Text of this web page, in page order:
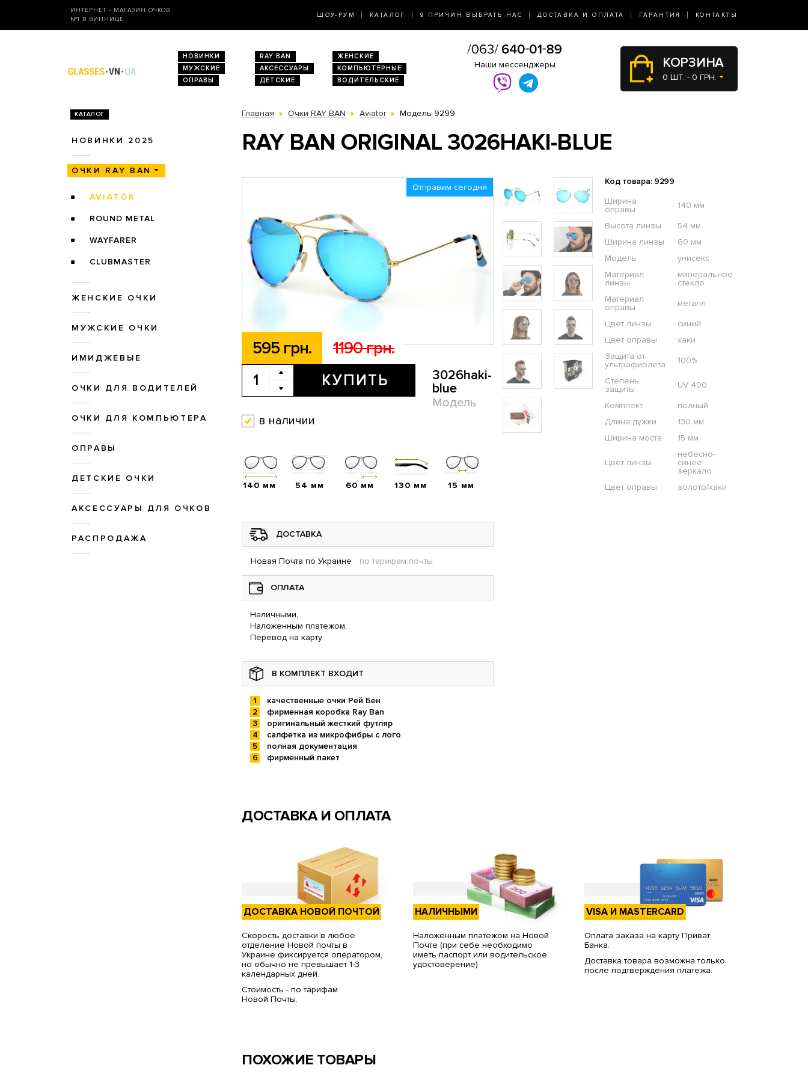
ИНТЕРНЕТ - МАГАЗИН ОЧКОВ
№1 В ВИННИЦЕ
ШОУ-РУМ КАТАЛОГ 9 ПРИЧИН ВЫБРАТЬ НАС ДОСТАВКА И ОПЛАТА ГАРАНТИЯ КОНТАКТЫ
НОВИНКИ RAY BAN
ЖЕНСКИЕ
МУЖСКИЕ
АКСЕССУАРЫ
КОМПЬЮТЕРНЫЕ
ОПРАВЫ
ДЕТСКИЕ ВОДИТЕЛЬСКИЕ
Наши мессенджеры КОРЗИНА
0 ШТ. - 0 ГРН.
КАТАЛОГ
НОВИНКИ 2025
ОЧКИ RAY BAN
AVIATOR
ROUND METAL
WAYFARER
CLUBMASTER
ЖЕНСКИЕ ОЧКИ
МУЖСКИЕ ОЧКИ
ИМИДЖЕВЫЕ
ОЧКИ ДЛЯ ВОДИТЕЛЕЙ
ОЧКИ ДЛЯ КОМПЬЮТЕРА
ОПРАВЫ
ДЕТСКИЕ ОЧКИ
АКСЕССУАРЫ ДЛЯ ОЧКОВ
РАСПРОДАЖА
Главная Очки RAY BAN Aviator Модель 9299
RAY BAN ORIGINAL 3026HAKI-BLUE
Отправим сегодня
595 грн. 1190 грн.
КУПИТЬ
3026haki-
blue
Модель
в наличии
Код товара: 9299
Ширина
оправы
140 мм
Высота линзы
54 мм
Ширина линзы
60 мм
Модель
унисекс
Материал
линзы
минеральное
стекло
Материал
оправы
металл
Цвет линзы
синий
Цвет оправы
хаки
Защита от
ультрафиолета
100%
Степень
защиты
UV 400
Комплект
полный
Длина дужки
130 мм
Ширина моста
15 мм
Цвет линзы
небесно-
синее
зеркало
Цвет оправы
золото/хаки
140 мм 54 мм 60 мм 130 мм 15 мм
ДОСТАВКА
Новая Почта по Украине по тарифам почты
ОПЛАТА
Наличными,
Наложенным платежом,
Перевод на карту
В КОМПЛЕКТ ВХОДИТ
качественные очки Рей Бен
фирменная коробка Ray Ban
оригинальный жесткий футляр
салфетка из микрофибры с лого
полная документация
фирменный пакет
ДОСТАВКА И ОПЛАТА
ДОСТАВКА НОВОЙ ПОЧТОЙ
Скорость доставки в любое
отделение Новой почты в
Украине фиксируется оператором,
но обычно не превышает 1-3
календарных дней.
Стоимость - по тарифам
Новой Почты.
НАЛИЧНЫМИ
Наложенным платежом на Новой
Почте (при себе необходимо
иметь паспорт или водительское
удостоверение)
VISA И MASTERCARD
Оплата заказа на карту Приват
Банка.
Доставка товара возможна только
после подтверждения платежа.
ПОХОЖИЕ ТОВАРЫ